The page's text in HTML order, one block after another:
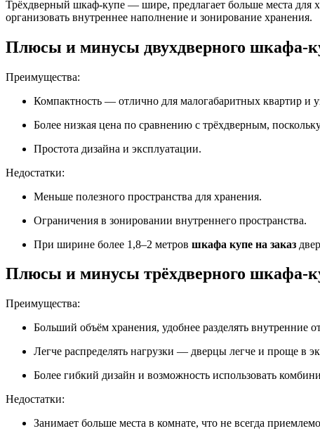
Трёхдверный шкаф-купе — шире, предлагает больше места для
организовать внутреннее наполнение и зонирование хранения.
Плюсы и минусы двухдверного шкафа-
Преимущества:
Компактность — отлично для малогабаритных квартир и
Более низкая цена по сравнению с трёхдверным,
Простота дизайна и эксплуатации.
Недостатки:
Меньше полезного пространства для хранения.
Ограничения в зонировании внутреннего пространства.
При ширине более 1,8–2 метров шкафа купе на заказ
Плюсы и минусы трёхдверного шкафа-
Преимущества:
Больший объём хранения, удобнее разделять внутренние
Легче распределять нагрузки — дверцы легче и проще в
Более гибкий дизайн и возможность использовать
Недостатки:
Занимает больше места в комнате, что не всегда